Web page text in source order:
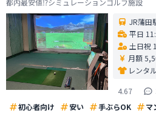
都内最安値⁉️シミュレーションゴルフ施設
JR蒲田
平日
土日祝
月額
レンタ
4.67
初心者向け
安い 手ぶらOK マ